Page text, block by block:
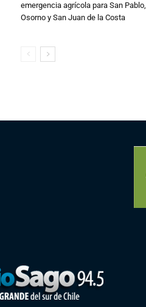
emergencia agrícola para San Pablo,
Osorno y San Juan de la Costa